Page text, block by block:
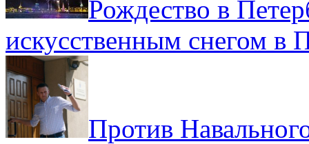
Рождество в
искусственным снегом в
Против